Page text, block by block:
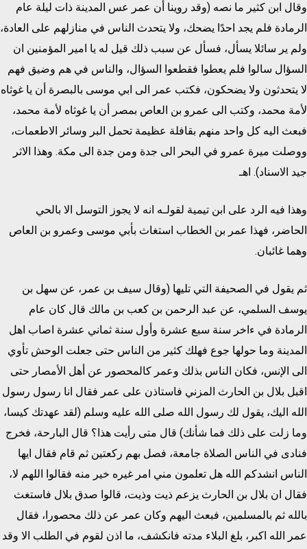
وقال ابن كثير ما نصه (وقد روينا أن عمر عس المدينة ذات ليلة عام
الرمادة فلم يجد احدًا يضحك، ولا يتحدث الناس في منازلهم على العادة،
ولم ير سائلا يسأل، فسأل عن سبب ذلك قيل له يا امير المؤمنين ان
السؤال سالوا فلم يعطوا فقطعوا السؤال، والناس في هم وضيق فهم
لا يتحدثون ولا يضحكون، فكتب عمر الى ابي موسى بالبصرة أن يا غوثاه
لأمة محمد، وكتب الى عمرو بن العاص بمصر أن يا غوثاه لأمة محمد،
فبعث اليه كل واحد منهم بقافلة عظيمة تحمل البر وسائر الاطعمات،
ووصلت ميرة عمرو في البحر الى جدة ومن جدة الى مكة. وهذا الاثر
جيد الاسناد). اهـ
وهذا فيه الرد على ابن تيمية لقولـه انه لا يجوز التوسل الا بالحي
الحاضر، فهذا عمر بن الخطاب استغاث بأبي موسى وعمرو بن العاص
وهما غائبان.
ثم يقول في الصحيفة التي تليها (وقال سيف بن عمر، عن سهل بن
يوسف السلمي، عن عبد الرحمن بن كعب بن مالك قال كان عام
الرمادة في ءاخر سنة سبع عشرة وأول سنة ثماني عشرة اصاب اهل
المدينة وما حولها جوع فهلك كثير من الناس حتى جعلت الوحش تأوي
الى الإنس، فكان الناس بذلك وعمر كالمحصور عن أهل الأمصار حتى
اقبل بلال بن الحارث المزني فاستاذن على عمر فقال انا رسول رسول
الله اليك، يقول لك رسول الله صلى الله عليه وسلم (لقد عهدتك كيسا،
وما زلت على ذلك فما شأنك) قال متى رأيت هذا؟ قال البارحة، فخرج
فنادى في الناس الصلاة جامعة، فصل بهم ركعتين ثم قام فقال ايها
الناس انشدكم الله هل تعلمون مني امر غيره خير منه فقالوا اللهم لا،
فقال ان بلال بن الحارث يزعم ذيت وذيت، قالوا صدق بلال فاستغث
بالله ثم بالمسلمين، فبعث اليهم وكان عمر عن ذلك محصورا، فقال
عمر الله اكبر، بلغ البلاء مدته فانكشف، ما اذن لقوم في الطلب الا وقد